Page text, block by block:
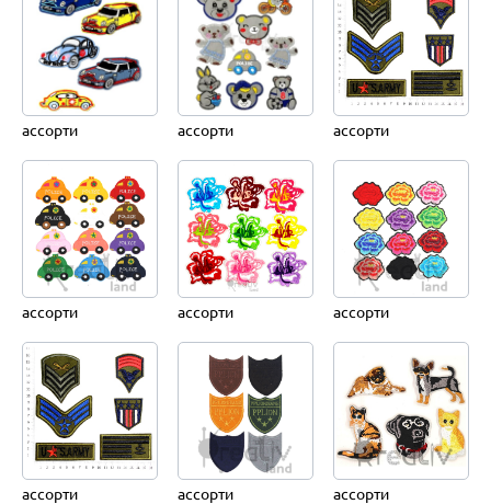
ассорти ассорти ассорти
ассорти ассорти ассорти
ассорти ассорти ассорти